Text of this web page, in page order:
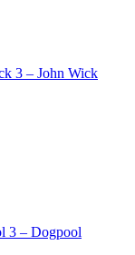
3 – John Wick
3 – Dogpool